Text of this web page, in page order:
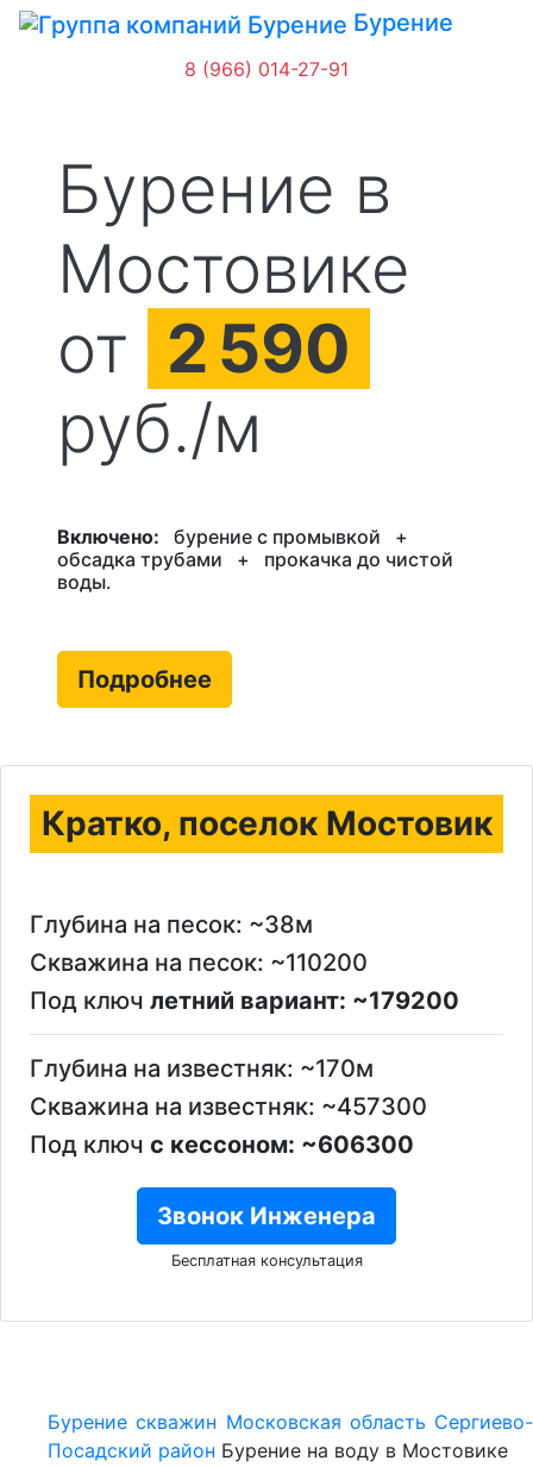
Бурение
8 (966) 014-27-91
Бурение в
Мостовике
от 2590
руб./м
Включено: бурение с промывкой
+
обсадка трубами
+
прокачка до чистой
воды.
Подробнее
Кратко, поселок Мостовик
Глубина на песок: ~38м
Скважина на песок: ~110200
Под ключ летний вариант: ~179200
Глубина на известняк: ~170м
Скважина на известняк: ~457300
Под ключ с кессоном: ~606300
Звонок Инженера
Бесплатная консультация
Бурение скважин Московская область Сергиево-
Посадский район Бурение на воду в Мостовике